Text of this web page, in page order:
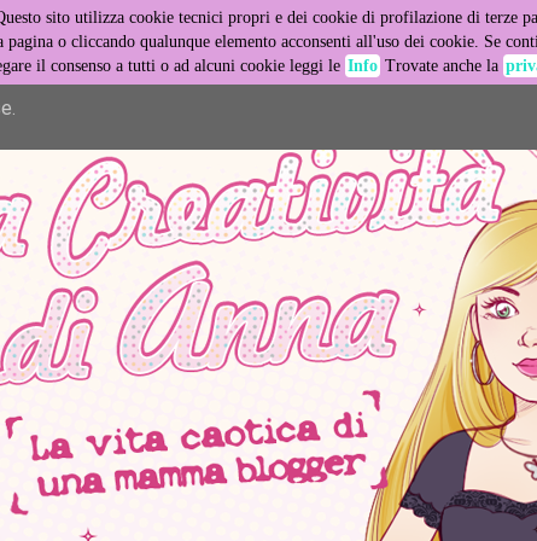
sito utilizza cookie tecnici propri e dei cookie di profilazione di terze
pagina o cliccando qualunque elemento acconsenti all'uso dei cookie. Se
il consenso a tutti o ad alcuni cookie leggi le Info Trovate anche la
its services and to analyze traffic. Your IP address and
and security metrics to ensure quality of service,